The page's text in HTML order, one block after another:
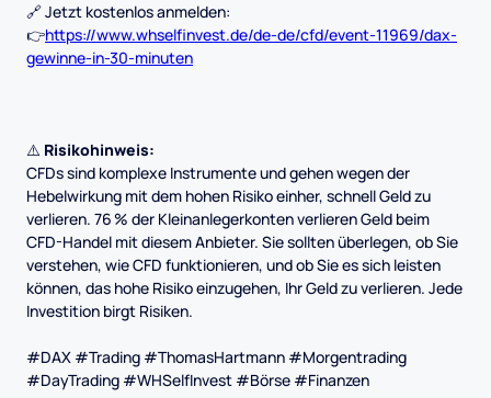
🔗 Jetzt kostenlos anmelden:
👉https://www.whselfinvest.de/de-de/cfd/event-11969/dax-
gewinne-in-30-minuten
⚠️ Risikohinweis:
CFDs sind komplexe Instrumente und gehen wegen der
Hebelwirkung mit dem hohen Risiko einher, schnell Geld zu
verlieren. 76 % der Kleinanlegerkonten verlieren Geld beim
CFD-Handel mit diesem Anbieter. Sie sollten überlegen, ob Sie
verstehen, wie CFD funktionieren, und ob Sie es sich leisten
können, das hohe Risiko einzugehen, Ihr Geld zu verlieren. Jede
Investition birgt Risiken.
#DAX #Trading #ThomasHartmann #Morgentrading
#DayTrading #WHSelfInvest #Börse #Finanzen